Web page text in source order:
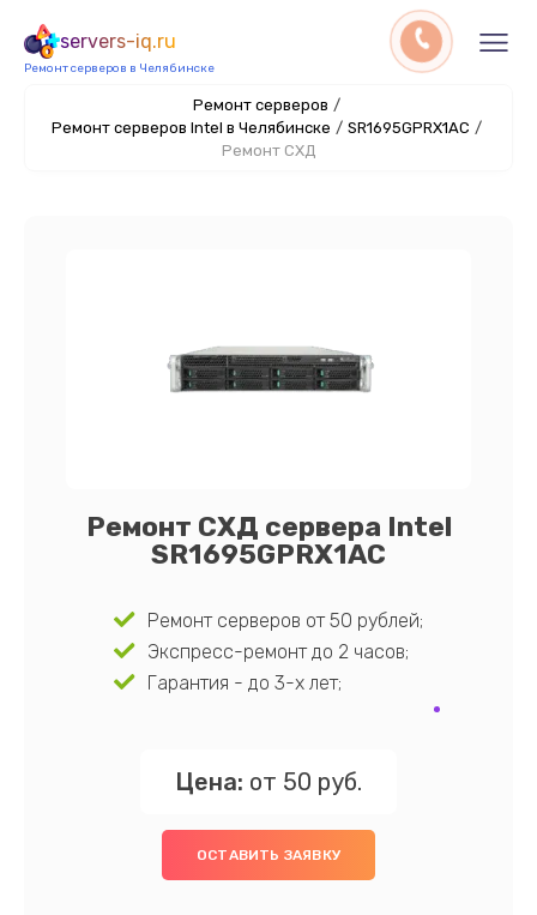
servers-iq.ru
Ремонт серверов в Челябинске
Ремонт серверов /
Ремонт серверов Intel в Челябинске / SR1695GPRX1AC /
Ремонт СХД
Ремонт СХД сервера Intel
SR1695GPRX1AC
Ремонт серверов от 50 рублей;
Экспресс-ремонт до 2 часов;
Гарантия - до 3-х лет;
Цена: от 50 руб.
ОСТАВИТЬ ЗАЯВКУ